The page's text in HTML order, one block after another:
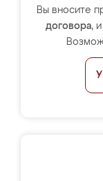
Вы вносите
договора,